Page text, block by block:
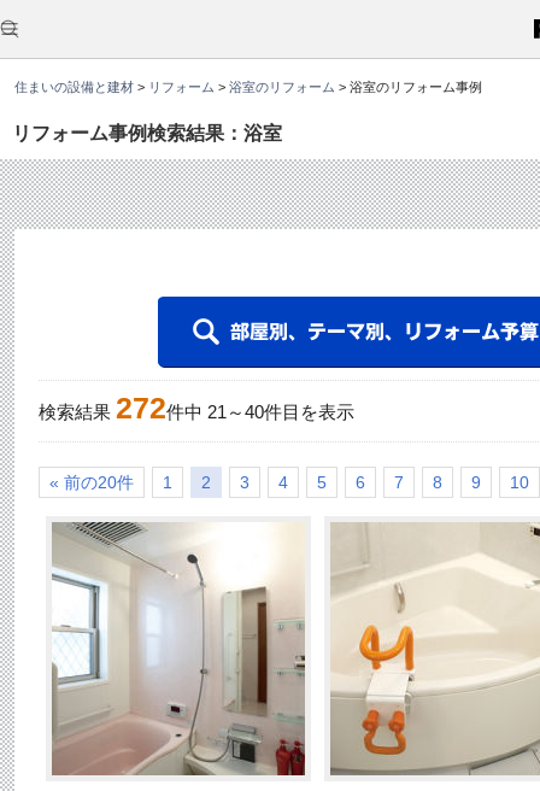
住まいの設備と建材 > リフォーム > 浴室のリフォーム > 浴室のリフォーム事例
リフォーム事例検索結果：浴室
こ
か
ら
文
す
検索結果 272件中 21 ～40件目を表示
« 前の20件 1 2 3 4 5 6 7 8 9 10